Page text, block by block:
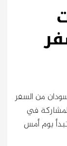
السودان من السفر
في
يوم أمس